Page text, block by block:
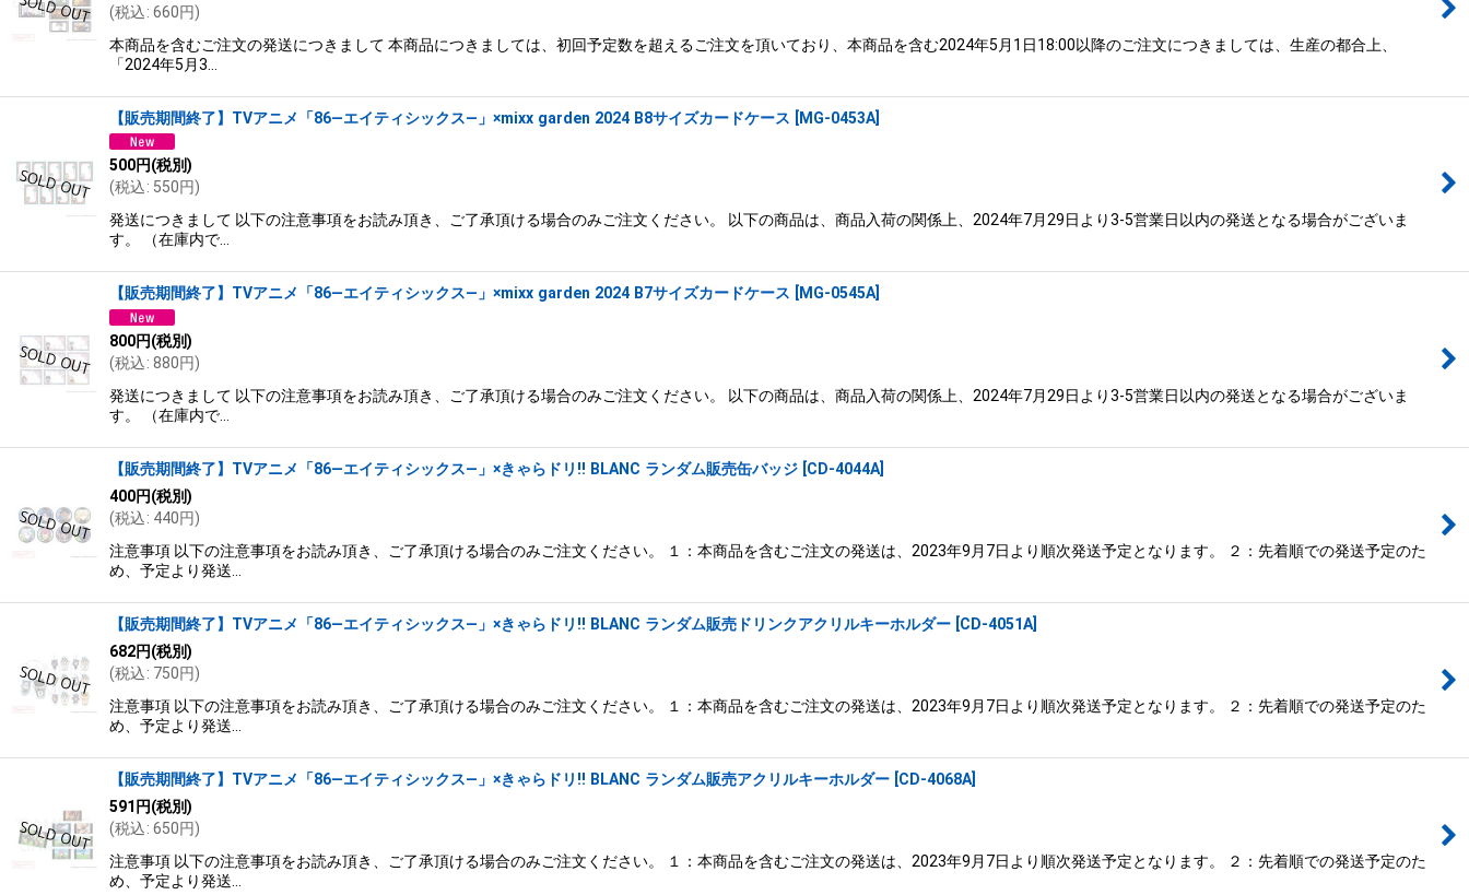
(税込: 660円)
本商品を含むご注文の発送につきまして 本商品につきましては、初回予定数を超えるご注文を頂いており、本商品を含む2024年5月1日18:00以降のご注文につきましては、生産の都合上、
「2024年5月3…
【販売期間終了】TVアニメ「86―エイティシックス―」×mixx garden 2024 B8サイズカードケース [MG-0453A]
500円(税別)
(税込: 550円)
発送につきまして 以下の注意事項をお読み頂き、ご了承頂ける場合のみご注文ください。 以下の商品は、商品入荷の関係上、2024年7月29日より3-5営業日以内の発送となる場合がございま
す。 （在庫内で…
【販売期間終了】TVアニメ「86―エイティシックス―」×mixx garden 2024 B7サイズカードケース MG-0545A]
800円(税別)
(税込: 880円)
発送につきまして 以下の注意事項をお読み頂き、ご了承頂ける場合のみご注文ください。 以下の商品は、商品入荷の関係上、2024年7月29日より3-5営業日以内の発送となる場合がございま
す。 （在庫内で…
【販売期間終了】TVアニメ「86―エイティシックス―」×きゃらドリ!! BLANC ランダム販売缶バッジ CD-4044A
400円(税別)
(税込: 440円)
注意事項 以下の注意事項をお読み頂き、ご了承頂ける場合のみご注文ください。 １：本商品を含むご注文の発送は、2023年9月7日より順次発送予定となります。 ２：先着順での発送予定のた
め、予定より発送…
【販売期間終了】TVアニメ「86―エイティシックス―」×きゃらドリ!! BLANC ランダム販売ドリンクアクリルキーホルダー CD-4051A
682円(税別)
(税込: 750円)
注意事項 以下の注意事項をお読み頂き、ご了承頂ける場合のみご注文ください。 １：本商品を含むご注文の発送は、2023年9月7日より順次発送予定となります。 ２：先着順での発送予定のた
め、予定より発送…
【販売期間終了】TVアニメ「86―エイティシックス―」×きゃらドリ!! BLANC ランダム販売アクリルキーホルダー CD-4068A
591 円(税別)
(税込: 650円)
注意事項 以下の注意事項をお読み頂き、ご了承頂ける場合のみご注文ください。 １：本商品を含むご注文の発送は、2023年9月7日より順次発送予定となります。 ２：先着順での発送予定のた
め、予定より発送…